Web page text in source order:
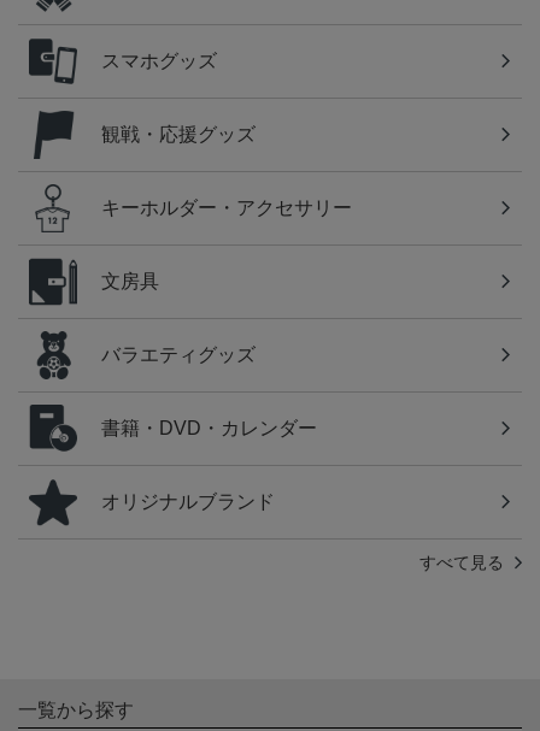
スマホグッズ
観戦・応援グッズ
キーホルダー・アクセサリー
文房具
バラエティグッズ
書籍・DVD・カレンダー
オリジナルブランド
すべて見る
一覧から探す